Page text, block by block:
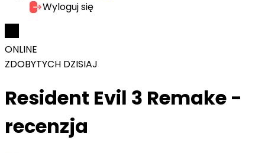
Wyloguj się
ONLINE
ZDOBYTYCH DZISIAJ
Resident Evil 3 Remake -
recenzja